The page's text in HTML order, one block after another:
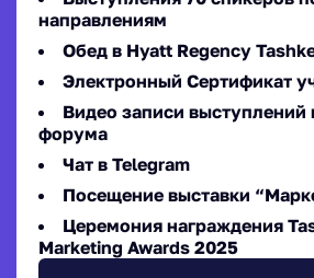
направлениям
Обед в Hyatt Regency
Электронный Сертификат
Видео записи выступлений
форума
Чат в Telegram
Посещение выставки
Церемония награждения
Marketing Awards 2025